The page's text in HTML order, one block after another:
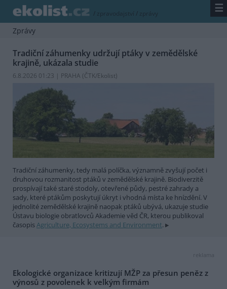
/ zpravodajství / zprávy ☰
Zprávy
Tradiční záhumenky udržují ptáky v zemědělské
krajině, ukázala studie
6.8.2026 01:23 | PRAHA (ČTK/Ekolist)
Tradiční záhumenky, tedy malá políčka, významně zvyšují počet i
druhovou rozmanitost ptáků v zemědělské krajině. Biodiverzitě
prospívají také staré stodoly, otevřené půdy, pestré zahrady a
sady, které ptákům poskytují úkryt i vhodná místa ke hnízdění. V
jednolité zemědělské krajině naopak ptáků ubývá, ukazuje studie
Ústavu biologie obratlovců Akademie věd ČR, kterou publikoval
časopisAgriculture, Ecosystems and Environment.
reklama
Ekologické organizace kritizují MŽP za přesun peněz z
výnosů z povolenek k velkým firmám